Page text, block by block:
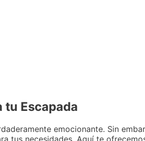
tu Escapada
emocionante. Sin